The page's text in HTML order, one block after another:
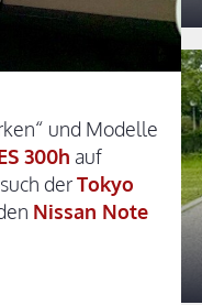
und Modelle
300h auf
derTokyo
Nissan Note